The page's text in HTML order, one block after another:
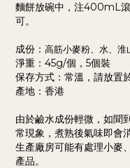
麵餅放碗中，注400mL
可。
成份： 高筋小麥粉、水、淮
淨重：45g/個，5個裝
保存方式：常溫，請放置
產地：香港
由於鹼水成份輕微，如聞
常現象，煮熟後氣味即會消
生產廠房可能有處理小麥
產品。